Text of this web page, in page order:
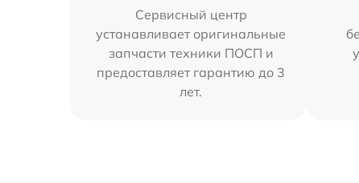
Сервисный центр
устанавливает оригинальные
запчасти техники ПОСП и
предоставляет гарантию до 3
лет.